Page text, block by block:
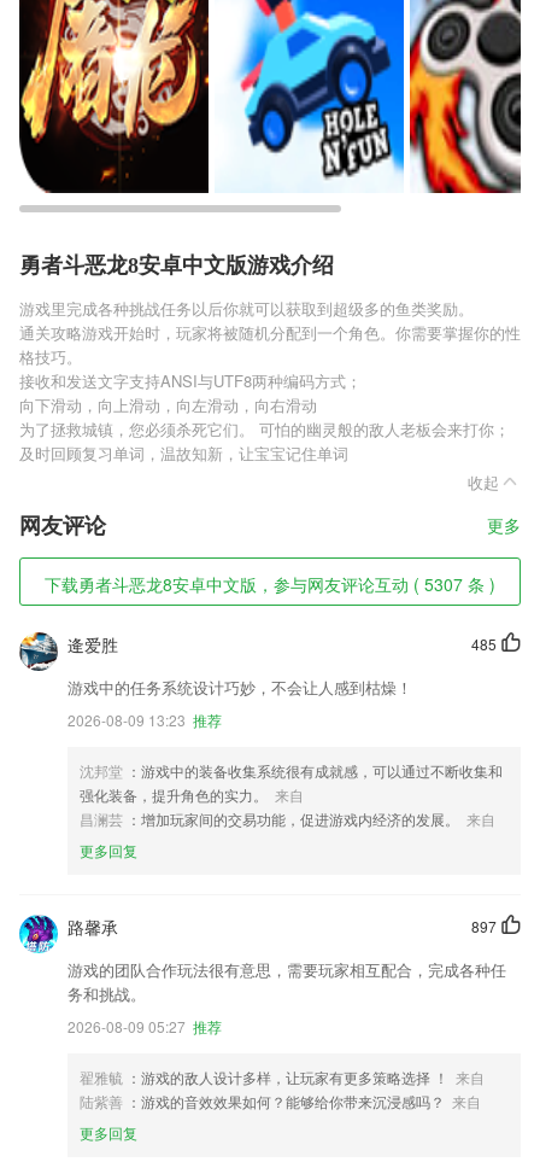
勇者斗恶龙8安卓中文版游戏介绍
游戏里完成各种挑战任务以后你就可以获取到超级多的鱼类奖励。
通关攻略游戏开始时，玩家将被随机分配到一个角色。你需要掌握你的性
格技巧。
接收和发送文字支持ANSI与UTF8两种编码方式；
向下滑动，向上滑动，向左滑动，向右滑动
为了拯救城镇，您必须杀死它们。 可怕的幽灵般的敌人老板会来打你；
及时回顾复习单词，温故知新，让宝宝记住单词
收起
网友评论 更多
下载勇者斗恶龙8安卓中文版，参与网友评论互动 ( 5307 条 )
485
逄爱胜
游戏中的任务系统设计巧妙，不会让人感到枯燥！
2026-08-09 13:23 推荐
沈邦堂 ：游戏中的装备收集系统很有成就感，可以通过不断收集和
强化装备，提升角色的实力。
来自
昌澜芸 ：增加玩家间的交易功能，促进游戏内经济的发展。
来自
更多回复
897
路馨承
游戏的团队合作玩法很有意思，需要玩家相互配合，完成各种任
务和挑战。
2026-08-09 05:27 推荐
翟雅毓 ：游戏的敌人设计多样，让玩家有更多策略选择 ！
来自
陆紫善 ：游戏的音效效果如何？能够给你带来沉浸感吗？ 来自
更多回复